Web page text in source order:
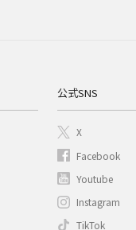
公式SNS
X
Facebook
Youtube
Instagram
TikTok